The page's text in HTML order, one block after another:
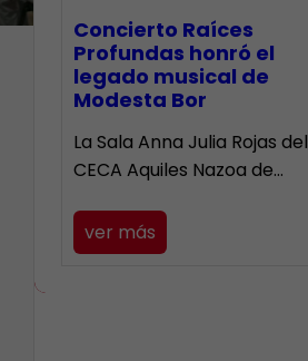
​Concierto Raíces
Profundas honró el
legado musical de
Modesta Bor
La Sala Anna Julia Rojas del
CECA Aquiles Nazoa de…
ver más